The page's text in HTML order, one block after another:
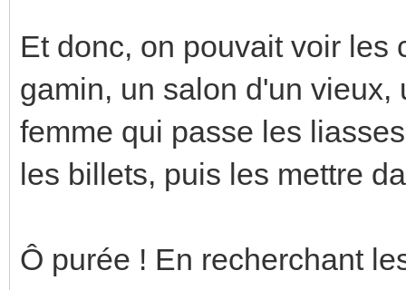
Et donc, on pouvait voir les
gamin, un salon d'un
femme qui passe les
les billets, puis les mettre
Ô purée ! En recherchant